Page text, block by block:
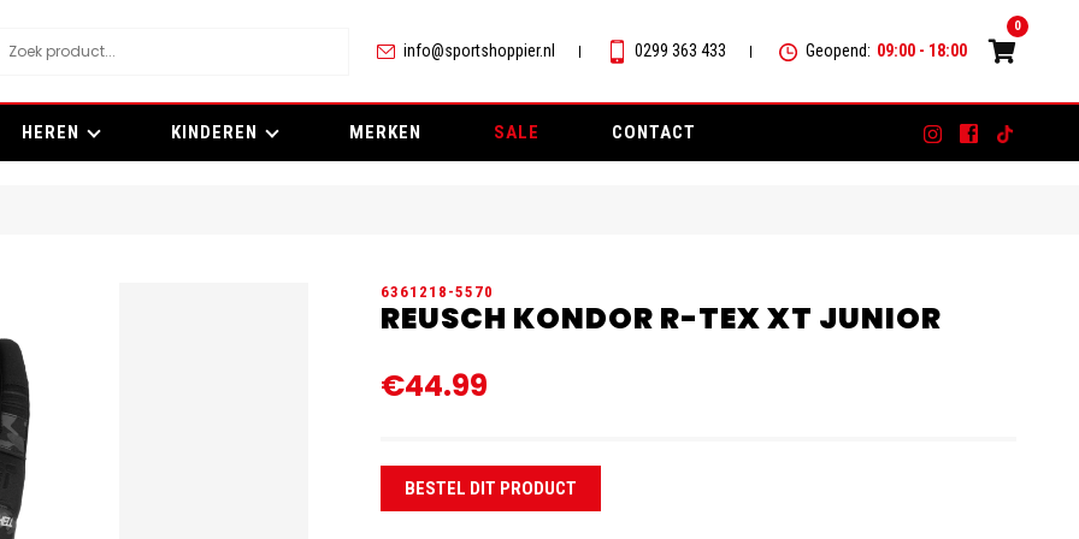
info@sportshoppier.nl 0299 363 433 Geopend: 09:00 - 18:00
0
HEREN KINDEREN MERKEN SALE CONTACT
6361218-5570
REUSCH KONDOR R-TEX XT JUNIOR
€44.99
BESTEL DIT PRODUCT